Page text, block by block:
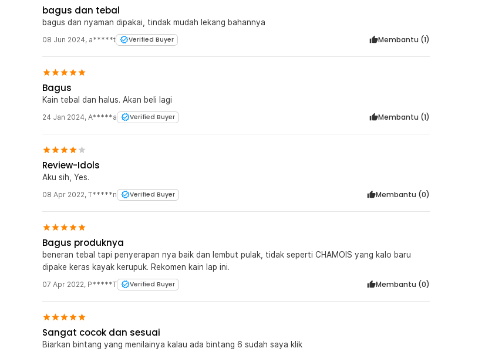
bagus dan tebal
bagus dan nyaman dipakai, tindak mudah lekang bahannya
08 Jun 2024, a*****t Verified Buyer Membantu (1)
Bagus
Kain tebal dan halus. Akan beli lagi
24 Jan 2024, A*****a Verified Buyer Membantu (1)
Review-Idols
Aku sih, Yes.
08 Apr 2022, T*****n Verified Buyer Membantu (0)
Bagus produknya
beneran tebal tapi penyerapan nya baik dan lembut pulak, tidak seperti CHAMOIS yang kalo baru
dipake keras kayak kerupuk. Rekomen kain lap ini.
07 Apr 2022, P*****T Verified Buyer Membantu (0)
Sangat cocok dan sesuai
Biarkan bintang yang menilainya kalau ada bintang 6 sudah saya klik